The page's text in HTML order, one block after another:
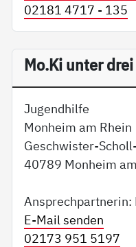
02181 4717 - 135
Mo.Ki unter
Jugendhilfe
Monheim am Rhein
Geschwister-
40789 Monheim
Ansprechpartnerin:
E-Mail senden
02173 951 5197